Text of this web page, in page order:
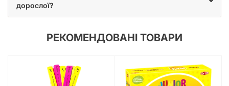
дорослої?
РЕКОМЕНДОВАНІ ТОВАРИ